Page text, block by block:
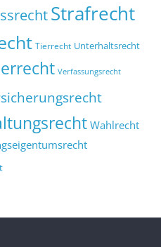
Strafrecht
Tierrecht Unterhaltsrecht
Verfassungsrecht
Wahlrecht